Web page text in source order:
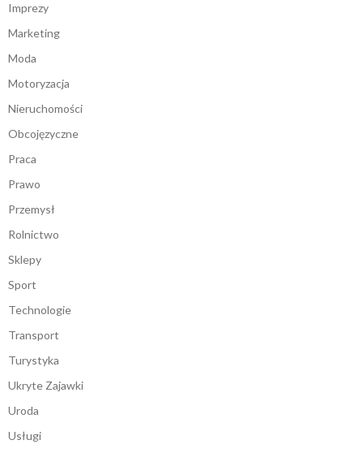
Imprezy
Marketing
Moda
Motoryzacja
Nieruchomości
Obcojęzyczne
Praca
Prawo
Przemysł
Rolnictwo
Sklepy
Sport
Technologie
Transport
Turystyka
Ukryte Zajawki
Uroda
Usługi